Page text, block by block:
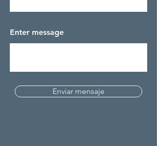
Enter message
Enviar mensaje